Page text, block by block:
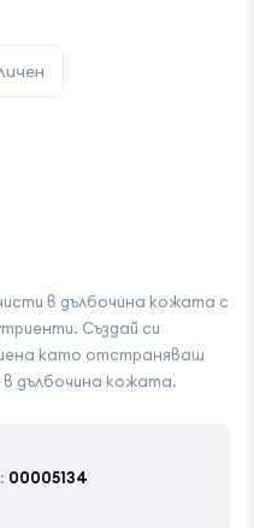
в дълбочина кожата с
Създай си
като отстраняваш
дълбочина кожата.
00005134